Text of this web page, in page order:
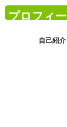
プロフィ
自己紹介